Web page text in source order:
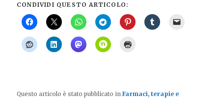
CONDIVIDI QUESTO ARTICOLO:
Questo articolo è stato pubblicato inFarmaci, terapie e